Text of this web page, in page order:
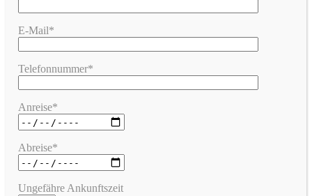
E-Mail*
Telefonnummer*
Anreise*
Abreise*
Ungefähre Ankunftszeit